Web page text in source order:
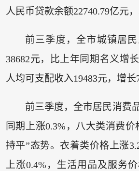
人民币贷款余额22740.79亿元，
前三季度，全市城镇居
38682元，比上年同期名义增
人均可支配收入19483元，增长
前三季度，全市居民消费
同期上涨0.3%，八大类消费
持平”态势。衣着类价格上涨
上涨0.4%，生活用品及服务